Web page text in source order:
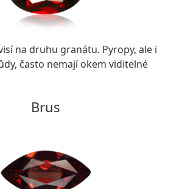
na druhu granátu. Pyropy, ale i
často nemají okem viditelné
Brus